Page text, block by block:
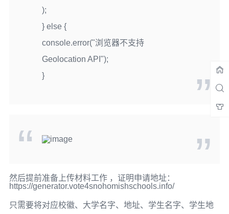
);
} else {
console.error("浏览器不支持
Geolocation API");
}
然后提前准备上传材料工作 ，证明申请地址：
https://generator.vote4snohomishschools.info/
只需要将对应校徽、大学名字、地址、学生名字、学生地